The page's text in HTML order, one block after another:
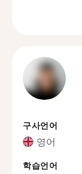
구사언어
영어
학습언어